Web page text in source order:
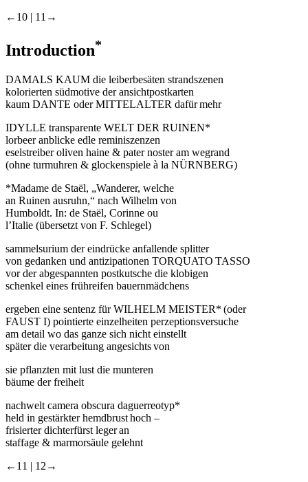
←10 | 11→
Introduction*
DAMALS KAUM die leiberbesäten strandszenen
kolorierten südmotive der ansichtpostkarten
kaum DANTE oder MITTELALTER dafür mehr
IDYLLE transparente WELT DER RUINEN*
lorbeer anblicke edle reminiszenzen
eselstreiber oliven haine & pater noster am wegrand
(ohne turmuhren & glockenspiele à la NÜRNBERG)
*Madame de Staël, „Wanderer, welche
an Ruinen ausruhn,“ nach Wilhelm von
Humboldt. In: de Staël, Corinne ou
l’Italie (übersetzt von F. Schlegel)
sammelsurium der eindrücke anfallende splitter
von gedanken und antizipationen TORQUATO TASSO
vor der abgespannten postkutsche die klobigen
schenkel eines frühreifen bauernmädchens
ergeben eine sentenz für WILHELM MEISTER* (oder
FAUST I) pointierte einzelheiten perzeptionsversuche
am detail wo das ganze sich nicht einstellt
später die verarbeitung angesichts von
sie pflanzten mit lust die munteren
bäume der freiheit
nachwelt camera obscura daguerreotyp*
held in gestärkter hemdbrust hoch –
frisierter dichterfürst leger an
staffage & marmorsäule gelehnt
←11 | 12→